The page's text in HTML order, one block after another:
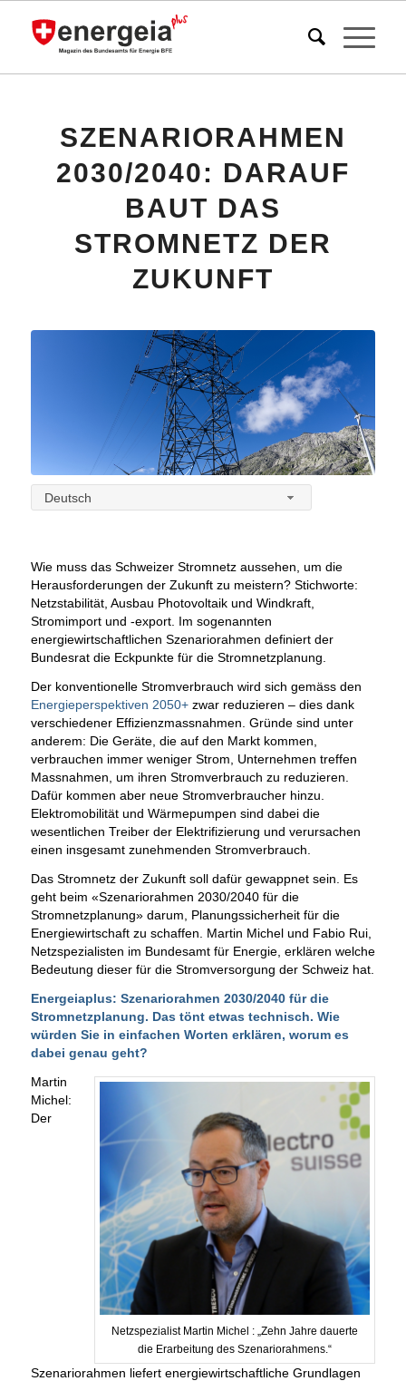
SZENARIORAHMEN
2030/2040: DARAUF
BAUT DAS
STROMNETZ DER
ZUKUNFT
Deutsch
Wie muss das Schweizer Stromnetz aussehen, um die
Herausforderungen der Zukunft zu meistern? Stichworte:
Netzstabilität, Ausbau Photovoltaik und Windkraft,
Stromimport und -export. Im sogenannten
energiewirtschaftlichen Szenariorahmen definiert der
Bundesrat die Eckpunkte für die Stromnetzplanung.
Der konventionelle Stromverbrauch wird sich gemäss den
Energieperspektiven 2050+zwar reduzieren – dies dank
verschiedener Effizienzmassnahmen. Gründe sind unter
anderem: Die Geräte, die auf den Markt kommen,
verbrauchen immer weniger Strom, Unternehmen treffen
Massnahmen, um ihren Stromverbrauch zu reduzieren.
Dafür kommen aber neue Stromverbraucher hinzu.
Elektromobilität und Wärmepumpen sind dabei die
wesentlichen Treiber der Elektrifizierung und verursachen
einen insgesamt zunehmenden Stromverbrauch.
Das Stromnetz der Zukunft soll dafür gewappnet sein. Es
geht beim «Szenariorahmen 2030/2040 für die
Stromnetzplanung» darum, Planungssicherheit für die
Energiewirtschaft zu schaffen. Martin Michel und Fabio Rui,
Netzspezialisten im Bundesamt für Energie, erklären welche
Bedeutung dieser für die Stromversorgung der Schweiz hat.
Energeiaplus: Szenariorahmen 2030/2040 für die
Stromnetzplanung. Das tönt etwas technisch. Wie
würden Sie in einfachen Worten erklären, worum es
dabei genau geht?
Netzspezialist Martin Michel : „Zehn Jahre dauerte
die Erarbeitung des Szenariorahmens.“
Martin
Michel:
Der
Szenariorahmen liefert energiewirtschaftliche Grundlagen